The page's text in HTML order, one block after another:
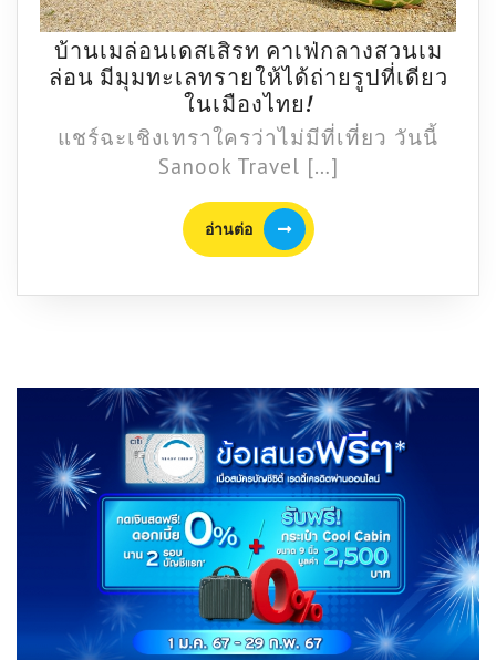
บ้านเมล่อนเดสเสิรท คาเฟ่กลางสวนเม
ล่อน มีมุมทะเลทรายให้ได้ถ่ายรูปที่เดียว
ในเมืองไทย!บ้าน
เม
ล่อน
เดส
คาเฟ่
สวน
มุม
ทะเล
ทราย
ให้
ได้
ถ่าย
รูป
ที่
เดียว
ใน
แชร์ฉะเชิงเทราใครว่าไม่มีที่เที่ยว วันนี้
Sanook Travel […]
อ่านต่อ
อ่าน
ต่อ